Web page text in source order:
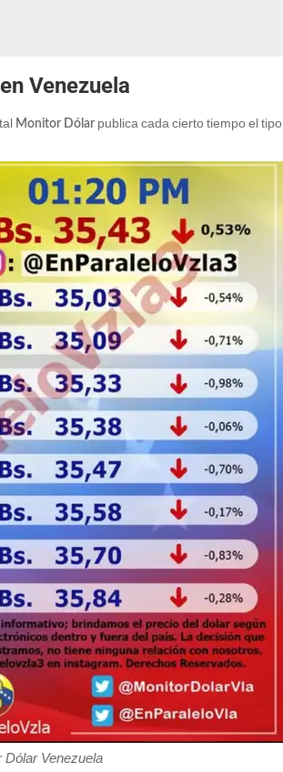
Venezuela
Monitor Dólar publica cada cierto tiempo el tipo
Dólar Venezuela